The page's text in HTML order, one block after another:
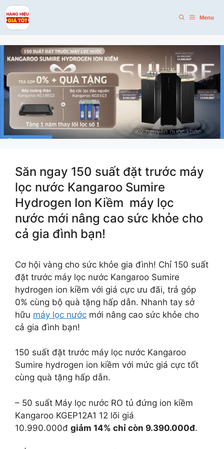
Skip
to
content
Menu
Săn ngay 150 suất đặt trước máy
lọc nước Kangaroo Sumire
Hydrogen Ion Kiềm máy lọc
nước mới nâng cao sức khỏe cho
cả gia đình bạn!
Cơ hội vàng cho sức khỏe gia đình! Chỉ 150 suất
đặt trước máy lọc nước Kangaroo Sumire
hydrogen ion kiềm với giá cực ưu đãi, trả góp
0% cùng bộ quà tặng hấp dẫn. Nhanh tay sở
hữu máy lọc nước mới nâng cao sức khỏe cho
cả gia đình bạn!
150 suất đặt trước máy lọc nước Kangaroo
Sumire hydrogen ion kiềm với mức giá cực tốt
cùng quà tặng hấp dẫn.
– 50 suất Máy lọc nước RO tủ đứng ion kiềm
Kangaroo KGEP12A1 12 lõi giá
10.990.000đ giảm 14% chỉ còn 9.390.000đ.